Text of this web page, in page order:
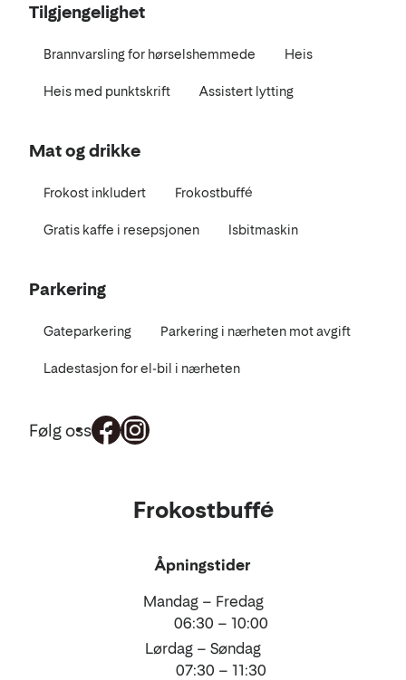
Tilgjengelighet
Brannvarsling for hørselshemmede Heis
Heis med punktskrift Assistert lytting
Mat og drikke
Frokost inkludert Frokostbuffé
Gratis kaffe i resepsjonen Isbitmaskin
Parkering
Gateparkering Parkering i nærheten mot avgift
Ladestasjon for el-bil i nærheten
Følg oss
Frokostbuffé
Åpningstider
Mandag – Fredag
06:30 – 10:00
Lørdag – Søndag
07:30 – 11:30